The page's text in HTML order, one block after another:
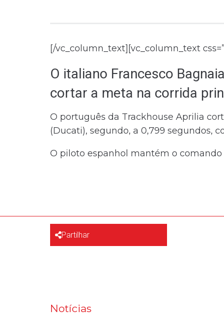
[/vc_column_text][vc_column_text
O italiano Francesco
cortar a meta na corrida
O português da Trackhouse Aprilia
(Ducati), segundo, a 0,799 segundos,
O piloto espanhol mantém o comando
Partilhar
Notícias